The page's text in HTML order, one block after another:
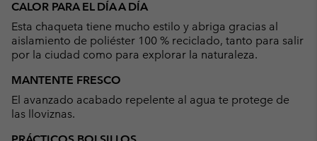
CALOR PARA EL DÍA A DÍA
Esta chaqueta tiene mucho estilo y abriga gracias al
aislamiento de poliéster 100 % reciclado, tanto para salir
por la ciudad como para explorar la naturaleza.
MANTENTE FRESCO
El avanzado acabado repelente al agua te protege de
las lloviznas.